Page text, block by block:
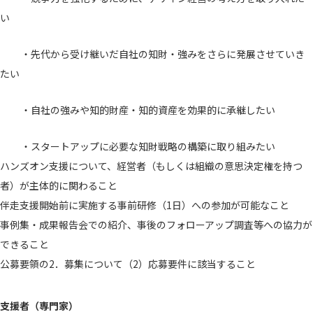
い
・先代から受け継いだ自社の知財・強みをさらに発展させていき
たい
・自社の強みや知的財産・知的資産を効果的に承継したい
・スタートアップに必要な知財戦略の構築に取り組みたい
ハンズオン支援について、経営者（もしくは組織の意思決定権を持つ
者）が主体的に関わること
伴走支援開始前に実施する事前研修（1日）への参加が可能なこと
事例集・成果報告会での紹介、事後のフォローアップ調査等への協力が
できること
公募要領の2．募集について（2）応募要件に該当すること
支援者（専門家）